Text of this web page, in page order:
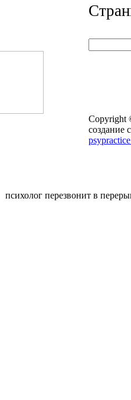
Copyright
создание
психолог перезвонит в